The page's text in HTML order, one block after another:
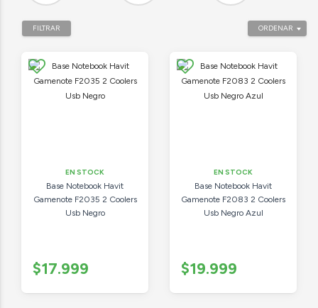
ORDENAR
FILTRAR
EN STOCK
Base Notebook Havit
Gamenote F2035 2 Coolers
Usb Negro
$17.999
EN STOCK
Base Notebook Havit
Gamenote F2083 2 Coolers
Usb Negro Azul
$19.999